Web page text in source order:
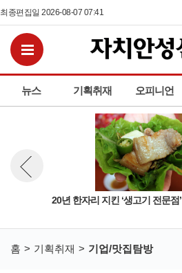
최종편집일 2026-08-07 07:41
뉴스 기획취재 오피니언
전체메뉴보기
20년 한자리 지킨 ‘생고기 전문점’
뉴스 이전보기
홈 기획취재 기업/맛집탐방